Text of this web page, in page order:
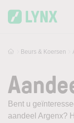
Beurs & Koersen
Bent u
aandeel Argenx?